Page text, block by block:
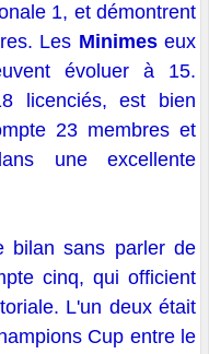
1, et démontrent
Les Minimeseux
évoluer à 15.
licenciés, est bien
23 membres et
une excellente
bilan sans parler de
cinq, qui officient
L'un deux était
Cup entre le